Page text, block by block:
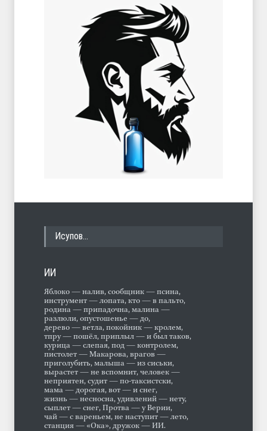
Исупов…
ИИ
Яблоко — налив, сообщник — псина,
инструмент — лопата, кто — в пальто,
родина — припадочна, малина —
разлюли, опустошенье — до,
дерево — ветла, покойник — кролем,
тпру — пошёл, приплыл — и был таков,
курица — слепая, под — контролем,
пистолет — Макарова, врагов —
приголубить, малыша — из сиськи,
вырастет — не вспомнит, человек —
неприятен, судит — по-таксистски,
мама — дорогая, вот — и снег,
жизнь — несносна, удивлений — нету,
сыплет — снег, Протва — у Верии,
чай — с вареньем, не наступит — лето,
станция — «Ока», дружок — ИИ.